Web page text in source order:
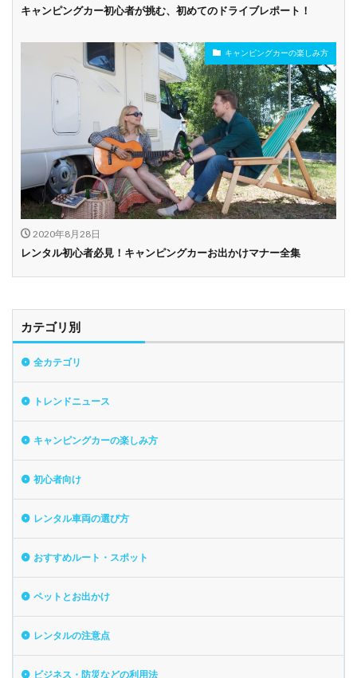
キャンピングカー初心者が挑む、初めてのドライブレポート！
キャンピングカーの楽しみ方
2020年8月28日
レンタル初心者必見！キャンピングカーお出かけマナー全集
カテゴリ別
全カテゴリ
トレンドニュース
キャンピングカーの楽しみ方
初心者向け
レンタル車両の選び方
おすすめルート・スポット
ペットとお出かけ
レンタルの注意点
ビジネス・防災などの利用法